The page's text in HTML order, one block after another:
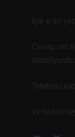
İşte o an
Cevap net
Telefonu
Ve